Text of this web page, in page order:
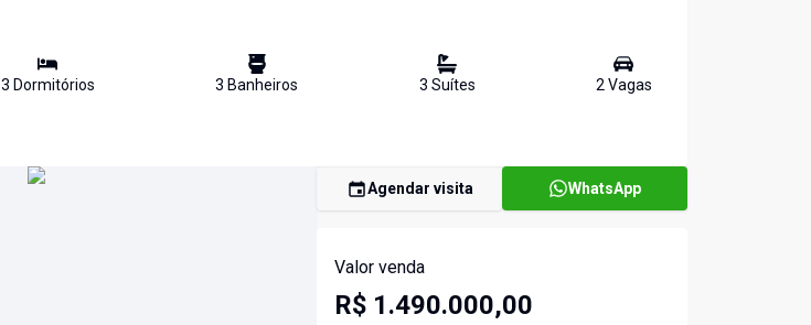
3 Dormitórios 3 Banheiros 3 Suítes 2Vagas
Agendar visita WhatsApp
Valor venda
R$ 1.490.000,00